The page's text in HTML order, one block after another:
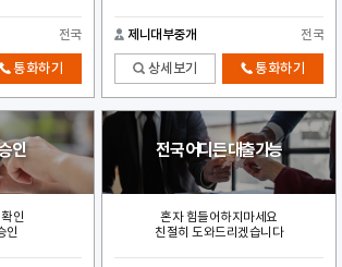
전국
통화하기
제니대부중개 전국
상세보기 통화하기
인
인
인
전국 어디든 대출가능
혼자 힘들어하지마세요
친절히 도와드리겠습니다